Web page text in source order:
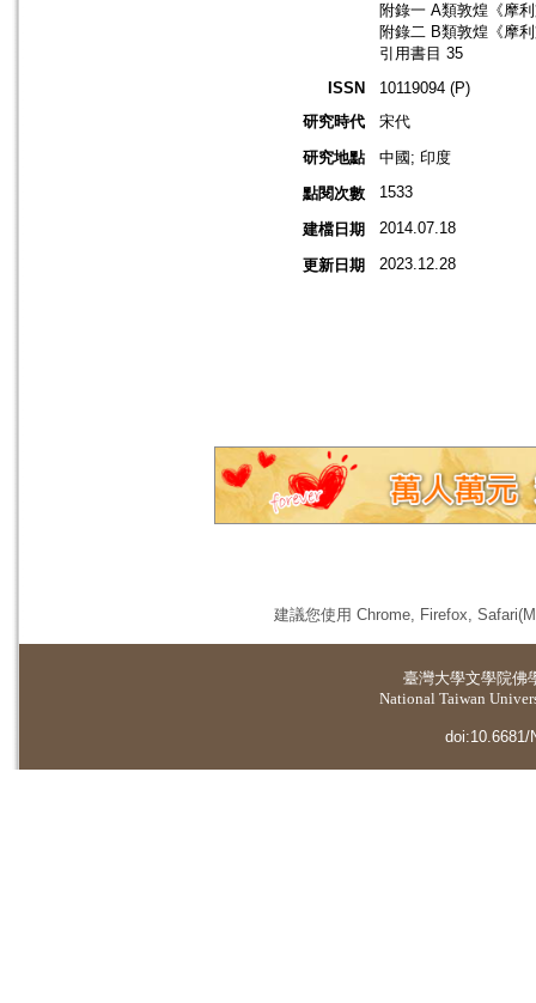
附錄一 A類敦煌《摩
附錄二 B類敦煌《摩
引用書目 35
ISSN
10119094 (P)
研究時代
宋代
研究地點
中國; 印度
點閱次數
1533
建檔日期 2014.07.18
更新日期 2023.12.28
建議您使用 Chrome, Firefox,
臺灣大學文學院佛
National Taiwan
doi:10.6681/